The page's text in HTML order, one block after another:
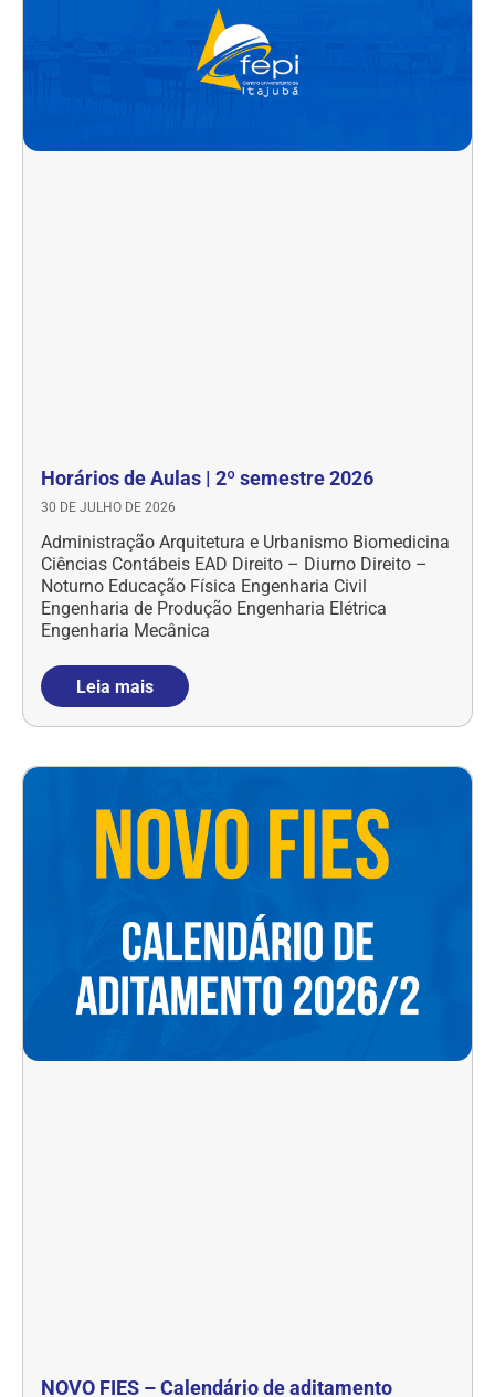
Horários de Aulas | 2º semestre 2026
30 DE JULHO DE 2026
Administração Arquitetura e Urbanismo Biomedicina
Ciências Contábeis EAD Direito – Diurno Direito –
Noturno Educação Física Engenharia Civil
Engenharia de Produção Engenharia Elétrica
Engenharia Mecânica
Leia mais
NOVO FIES – Calendário de aditamento